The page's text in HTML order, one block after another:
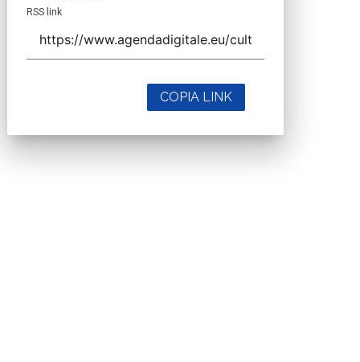
RSS link
COPIA LINK